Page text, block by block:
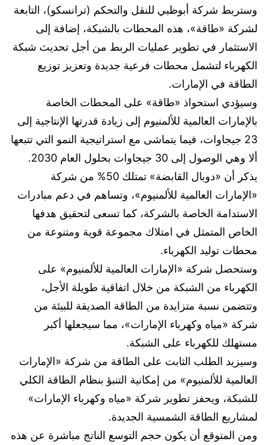
وستربط شركة أبوظبي للنقل والتحكم (ترانسكو)، التابعة
لشركة «طاقة»، هذه المحطات بالشبكة، إضافة إلى
الاستثمار في تطوير عمليات الربط من أجل تحديث شبكة
الكهرباء لتشمل محطات فرعية جديدة وتعزيز توزيع
الطاقة في الإمارات.
وسيؤدي استحواذ «طاقة» على المحطات الخاصة
بالإمارات العالمية للألمنيوم إلى زيادة قدرتها الإنتاجية إلى
23 جيجاوات، فيما يتماشى مع استراتيجية النمو التي تتبعها
ألا وهي الوصول إلى 30 جيجاوات بحلول العام 2030.
يذكر أن «دوبال القابضة» تمتلك 50% من شركة
«الإمارات العالمية للألمنيوم»، وتساهم في دعم مبادرات
الاستدامة الخاصة بالشركة، كما تسعى لتحقيق هدفها
الخاص المتمثل في امتلاك مجموعة قوية ومتنوعة من
محطات توليد الكهرباء.
وستحصل شركة «الإمارات العالمية للألمنيوم» على
الكهرباء من الشبكة من خلال اتفاقية طويلة الأجل،
وتتضمن نسبة متزايدة من الطاقة الصديقة للبيئة من
شركة «مياه وكهرباء الإمارات»، مما سيجعلها أكبر
مستهلك للكهرباء على الشبكة.
وسيزيد الطلب الثابت على الطاقة من شركة «الإمارات
العالمية للألمنيوم» من إمكانية التنبؤ بنظام الطاقة الكلي
للشبكة، ويحفز تطوير شركة «مياه وكهرباء الإمارات»
لمشاريع الطاقة الشمسية الجديدة.
ومن المتوقع أن يكون حجم التوسع الناتج مباشرة عن هذه